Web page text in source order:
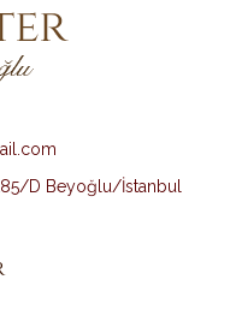
D Beyoğlu/İstanbul